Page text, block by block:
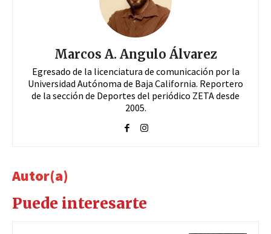
Marcos A. Angulo Álvarez
Egresado de la licenciatura de comunicación por la
Universidad Autónoma de Baja California. Reportero
de la sección de Deportes del periódico ZETA desde
2005.
Autor(a)
Puede interesarte